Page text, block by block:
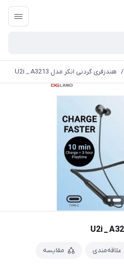
/ هندزفری گردنی انکر مدل U2i _ A3213
علاقه‌مندی مقایسه